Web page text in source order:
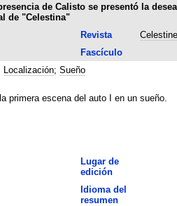
de Calisto se presentó la
de "Celestina"
Revista
Fascículo
Localización; Sueño
primera escena del auto I en un sueño.
Lugar de
edición
Idioma del
resumen